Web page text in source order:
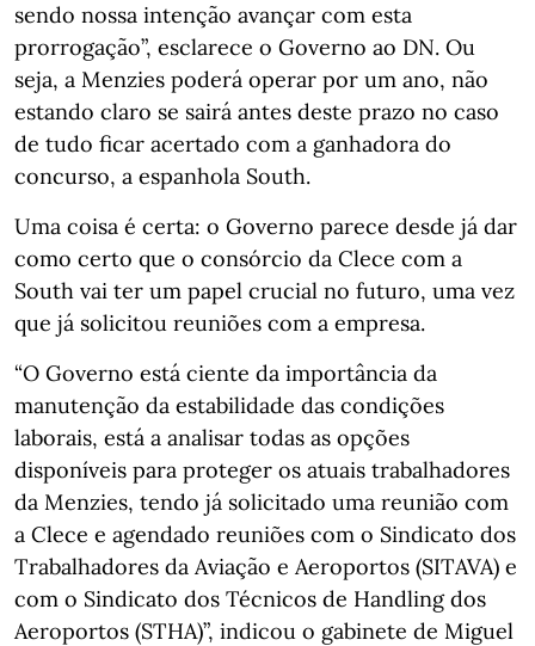
sendo nossa intenção avançar com esta
prorrogação”, esclarece o Governo ao DN. Ou
seja, a Menzies poderá operar por um ano, não
estando claro se sairá antes deste prazo no caso
de tudo ficar acertado com a ganhadora do
concurso, a espanhola South.
Uma coisa é certa: o Governo parece desde já dar
como certo que o consórcio da Clece com a
South vai ter um papel crucial no futuro, uma vez
que já solicitou reuniões com a empresa.
“O Governo está ciente da importância da
manutenção da estabilidade das condições
laborais, está a analisar todas as opções
disponíveis para proteger os atuais trabalhadores
da Menzies, tendo já solicitado uma reunião com
a Clece e agendado reuniões com o Sindicato dos
Trabalhadores da Aviação e Aeroportos (SITAVA) e
com o Sindicato dos Técnicos de Handling dos
Aeroportos (STHA)”, indicou o gabinete de Miguel